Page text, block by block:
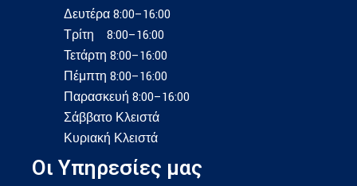
Δευτέρα 8:00–16:00
Τρίτη 8:00–16:00
Τετάρτη 8:00–16:00
Πέμπτη 8:00–16:00
Παρασκευή 8:00–16:00
Σάββατο Κλειστά
Κυριακή Κλειστά
Οι Υπηρεσίες μας